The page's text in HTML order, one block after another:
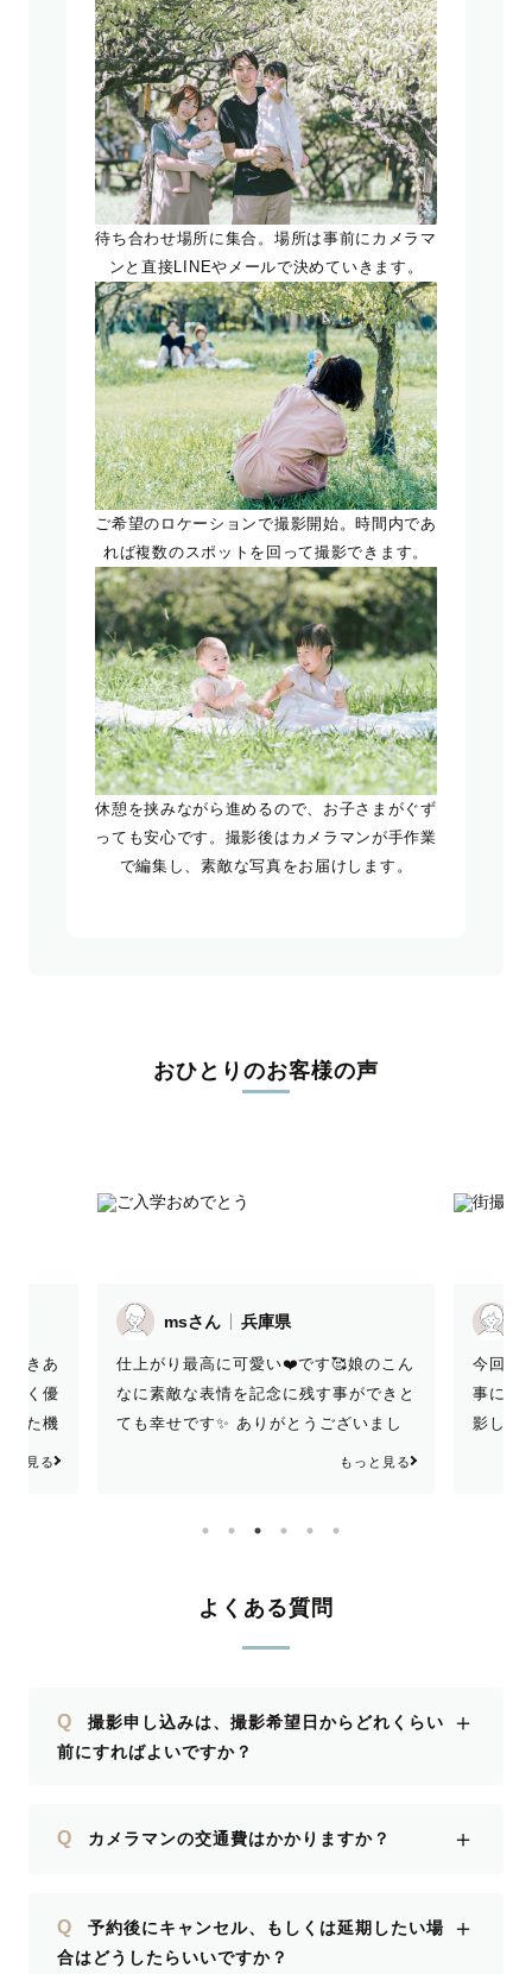
待ち合わせ場所に集合。場所は事前にカメラマ
ンと直接LINEやメールで決めていきます。
ご希望のロケーションで撮影開始。時間内であ
れば複数のスポットを回って撮影できます。
休憩を挟みながら進めるので、お子さまがぐず
っても安心です。撮影後はカメラマンが手作業
で編集し、素敵な写真をお届けします。
おひとりのお客様の声
のこん
できと
まし
と見る
りんごさん 兵庫県
今回もありがとうございました😊 お仕
事にゆかりのある土地で、かっこよく撮
影していただけて嬉しかったです！ と
ても素敵な旅の思い出になりました。
もっと見る
色々
ですし
ても感
よくある質問
Q
撮影申し込みは、撮影希望日からどれくらい
前にすればよいですか？
＋
Q カメラマンの交通費はかかりますか？ ＋
Q
予約後にキャンセル、もしくは延期したい場
合はどうしたらいいですか？
＋